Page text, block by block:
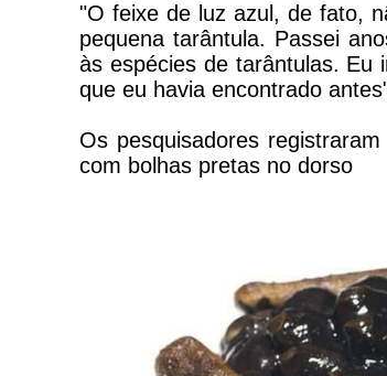
"O feixe de luz azul, de fato,
pequena tarântula. Passei
às espécies de tarântulas. Eu
que eu havia encontrado
Os pesquisadores
com bolhas pretas no dorso